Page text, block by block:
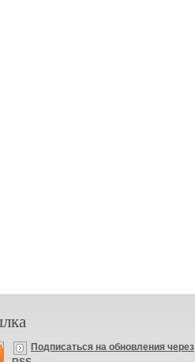
Подписаться на обновления через